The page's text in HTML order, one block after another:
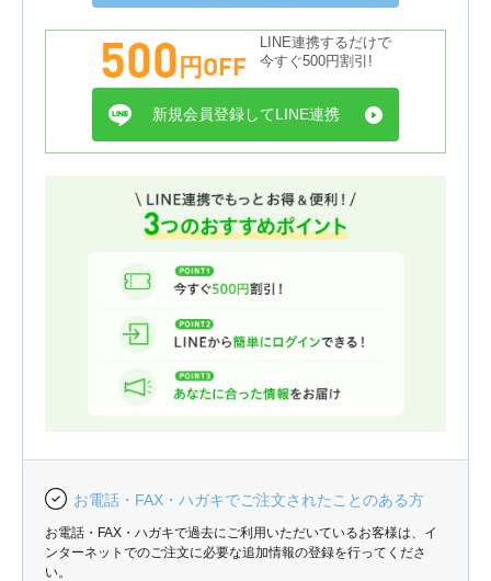
500円OFF
LINE連携するだけで
今すぐ500円割引!
新規会員登録してLINE連携
お電話・FAX・ハガキでご注文されたことのある方
お電話・FAX・ハガキで過去にご利用いただいているお客様は、イ
ンターネットでのご注文に必要な追加情報の登録を行ってくださ
い。